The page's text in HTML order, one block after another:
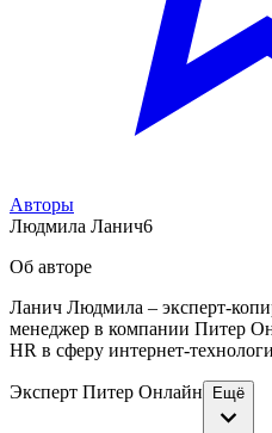
Авторы
Людмила Ланич6
Об авторе
Ланич Людмила – эксперт-
менеджер в компании Питер
HR в сферу интернет-
Эксперт Питер Онлайн Ещё